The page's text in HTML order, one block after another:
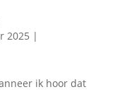
2025 |
ik hoor dat